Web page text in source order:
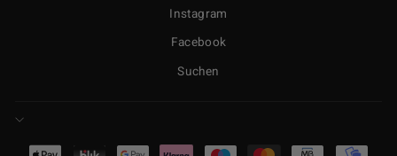
Instagram
Facebook
Suchen